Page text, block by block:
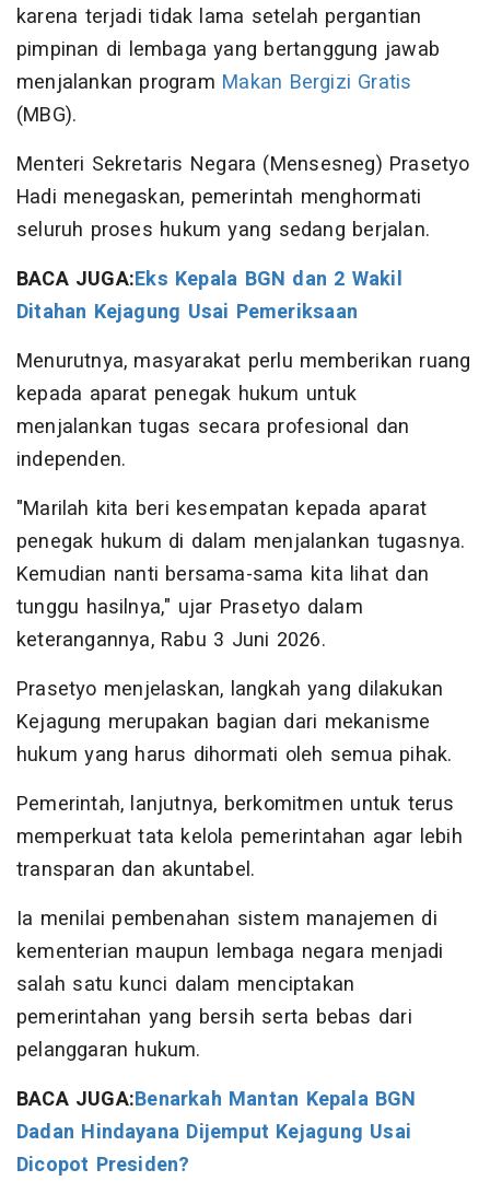
karena terjadi tidak lama setelah pergantian
pimpinan di lembaga yang bertanggung jawab
menjalankan program Makan Bergizi Gratis
(MBG).
Menteri Sekretaris Negara (Mensesneg) Prasetyo
Hadi menegaskan, pemerintah menghormati
seluruh proses hukum yang sedang berjalan.
BACA JUGA:Eks Kepala BGN dan 2 Wakil
Ditahan Kejagung Usai Pemeriksaan
Menurutnya, masyarakat perlu memberikan ruang
kepada aparat penegak hukum untuk
menjalankan tugas secara profesional dan
independen.
"Marilah kita beri kesempatan kepada aparat
penegak hukum di dalam menjalankan tugasnya.
Kemudian nanti bersama-sama kita lihat dan
tunggu hasilnya," ujar Prasetyo dalam
keterangannya, Rabu 3 Juni 2026.
Prasetyo menjelaskan, langkah yang dilakukan
Kejagung merupakan bagian dari mekanisme
hukum yang harus dihormati oleh semua pihak.
Pemerintah, lanjutnya, berkomitmen untuk terus
memperkuat tata kelola pemerintahan agar lebih
transparan dan akuntabel.
Ia menilai pembenahan sistem manajemen di
kementerian maupun lembaga negara menjadi
salah satu kunci dalam menciptakan
pemerintahan yang bersih serta bebas dari
pelanggaran hukum.
BACA JUGA:Benarkah Mantan Kepala BGN
Dadan Hindayana Dijemput Kejagung Usai
Dicopot Presiden?